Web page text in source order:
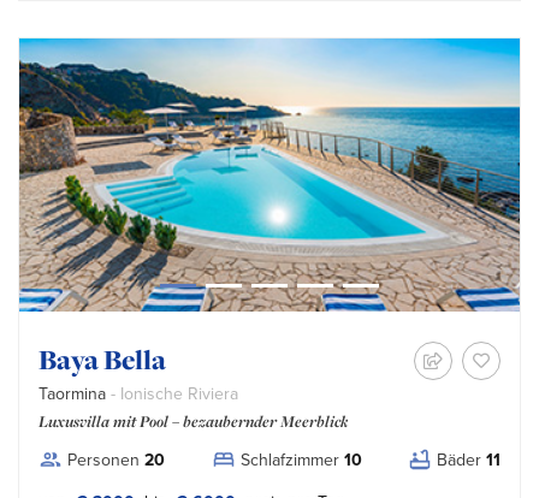
Baya Bella
Taormina - Ionische Riviera
Luxusvilla mit Pool – bezaubernder Meerblick
Personen 20 Schlafzimmer 10 Bäder 11